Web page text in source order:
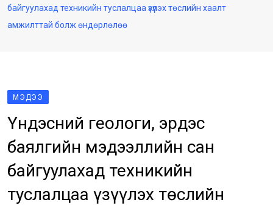
Мэдээлэл
Ил тод байдал
Танин мэдэхүй
Бусад
E-Zasag.mn
байгуулахад техникийн туслалцаа үзүүлэх төслийн хаалт
амжилттай болж өндөрлөлөө
МЭДЭЭ
Үндэсний геологи, эрдэс
баялгийн мэдээллийн сан
байгуулахад техникийн
туслалцаа үзүүлэх төслийн